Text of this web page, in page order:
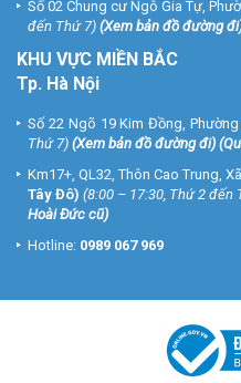
Số 02 Chung cư Ngô Gia Tự,
đến Thứ 7) (Xem bản đồ đường đi
KHU VỰC MIỀN BẮC
Tp. Hà Nội
Số 22 Ngõ 19 Kim Đồng,
Thứ 7) (Xem bản đồ đường đi)
Km17+, QL32, Thôn Cao Trung,
Tây Đô) (8:00 – 17:30, Thứ 2 đến
Hoài Đức cũ)
Hotline: 0989 067 969